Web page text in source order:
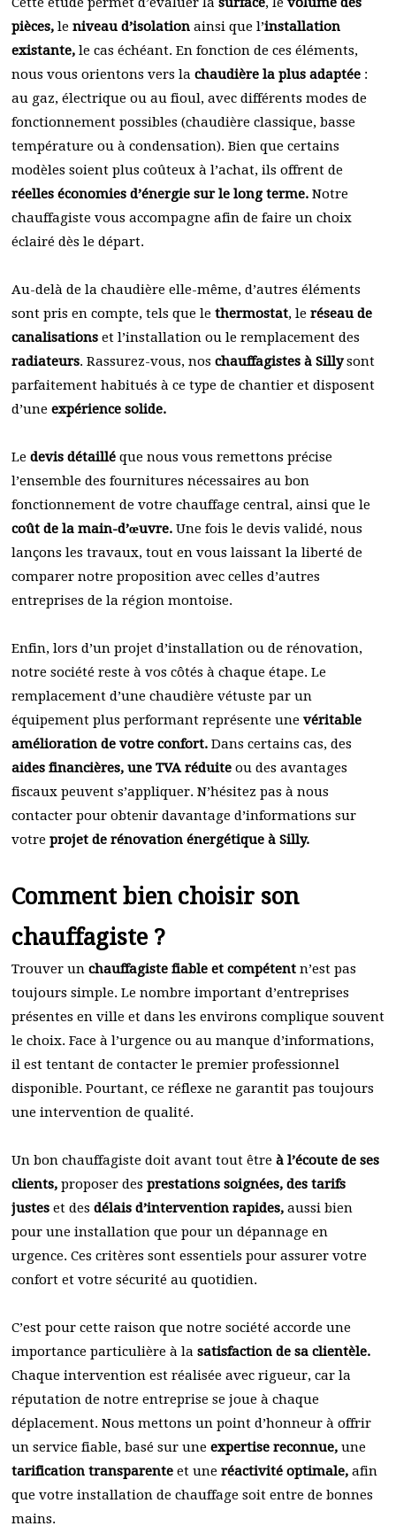
pièces, le niveau d’isolation ainsi que l’installation
existante, le cas échéant. En fonction de ces éléments,
nous vous orientons vers la chaudière la plus adaptée :
au gaz, électrique ou au fioul, avec différents modes de
fonctionnement possibles (chaudière classique, basse
température ou à condensation). Bien que certains
modèles soient plus coûteux à l’achat, ils offrent de
réelles économies d’énergie sur le long terme. Notre
chauffagiste vous accompagne afin de faire un choix
éclairé dès le départ.
Au-delà de la chaudière elle-même, d’autres éléments
sont pris en compte, tels que le thermostat, le réseau de
canalisations et l’installation ou le remplacement des
radiateurs. Rassurez-vous, nos chauffagistes à Sillysont
parfaitement habitués à ce type de chantier et disposent
d’une expérience solide.
Le devis détaillé que nous vous remettons précise
l’ensemble des fournitures nécessaires au bon
fonctionnement de votre chauffage central, ainsi que le
coût de la main-d’œuvre. Une fois le devis validé, nous
lançons les travaux, tout en vous laissant la liberté de
comparer notre proposition avec celles d’autres
entreprises de la région montoise.
Enfin, lors d’un projet d’installation ou de rénovation,
notre société reste à vos côtés à chaque étape. Le
remplacement d’une chaudière vétuste par un
équipement plus performant représente une véritable
amélioration de votre confort. Dans certains cas, des
aides financières, une TVA réduite ou des avantages
fiscaux peuvent s’appliquer. N’hésitez pas à nous
contacter pour obtenir davantage d’informations sur
votre projet de rénovation énergétique à Silly.
Comment bien choisir son
chauffagiste ?
Trouver un chauffagiste fiable et compétent n’est pas
toujours simple. Le nombre important d’entreprises
présentes en ville et dans les environs complique souvent
le choix. Face à l’urgence ou au manque d’informations,
il est tentant de contacter le premier professionnel
disponible. Pourtant, ce réflexe ne garantit pas toujours
une intervention de qualité.
Un bon chauffagiste doit avant tout être à l’écoute de ses
clients, proposer des prestations soignées, des tarifs
justes et des délais d’intervention rapides, aussi bien
pour une installation que pour un dépannage en
urgence. Ces critères sont essentiels pour assurer votre
confort et votre sécurité au quotidien.
C’est pour cette raison que notre société accorde une
importance particulière à la satisfaction de sa clientèle.
Chaque intervention est réalisée avec rigueur, car la
réputation de notre entreprise se joue à chaque
déplacement. Nous mettons un point d’honneur à offrir
un service fiable, basé sur une expertise reconnue, une
tarification transparente et une réactivité optimale, afin
que votre installation de chauffage soit entre de bonnes
mains.